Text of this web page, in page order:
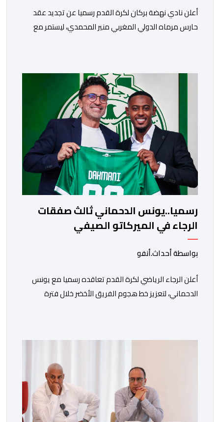
​أعلن نادي نهضة بركان لكرة القدم رسميا عن تجديد عقد
حارس مرماه الدولي المغربي منير المحمدي، ليستمر مع
الاجتماعي، مصحوبا بعبارة “الرحلة مستمرة”، في إشارة إلى
رغبة الإدارة في الحفاظ على ركائز الفريق والتعزيز من
استقراره الفني […]
رسميا..يونس الدحماني ثالث صفقات
الرجاء في الميركاتو الصيفي
بواسطة أحداث.أنفو
أعلن الرجاء الرياضي لكرة القدم تعاقده رسميا مع يونس
الدحماني، لتعزيز خط هجوم الفريق الأخضر خلال فترة
الطاقم التقني للرجاء لتقديم الإضافة المرجوة في
أداء لافت قدمه اللاعب برفقة اتحاد […]